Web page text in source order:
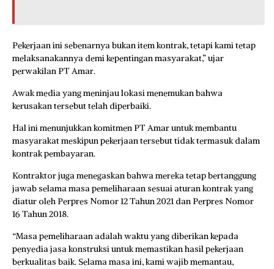
Pekerjaan ini sebenarnya bukan item kontrak, tetapi kami tetap
melaksanakannya demi kepentingan masyarakat,” ujar
perwakilan PT Amar.
Awak media yang meninjau lokasi menemukan bahwa
kerusakan tersebut telah diperbaiki.
Hal ini menunjukkan komitmen PT Amar untuk membantu
masyarakat meskipun pekerjaan tersebut tidak termasuk dalam
kontrak pembayaran.
Kontraktor juga menegaskan bahwa mereka tetap bertanggung
jawab selama masa pemeliharaan sesuai aturan kontrak yang
diatur oleh Perpres Nomor 12 Tahun 2021 dan Perpres Nomor
16 Tahun 2018.
“Masa pemeliharaan adalah waktu yang diberikan kepada
penyedia jasa konstruksi untuk memastikan hasil pekerjaan
berkualitas baik. Selama masa ini, kami wajib memantau,